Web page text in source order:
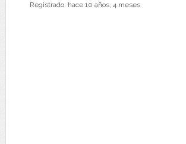
Registrado: hace 10 años, 4 meses